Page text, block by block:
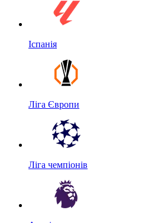
Іспанія
Ліга Європи
Ліга чемпіонів